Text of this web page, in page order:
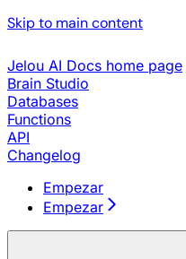
Skip to main content
Jelou AI Docs home page
Brain Studio
Databases
Functions
API
Changelog
Empezar
Empezar